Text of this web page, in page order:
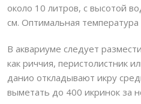
около 10 литров, с высотой
см. Оптимальная
В аквариуме следует
как риччия, перистолистник
данио откладывают икру
выметать до 400 икринок за